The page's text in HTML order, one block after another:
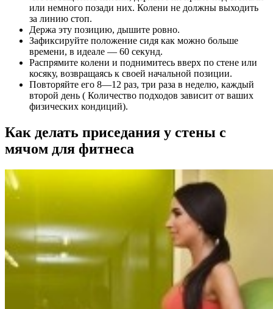
или немного позади них. Колени не должны выходить
за линию стоп.
Держа эту позицию, дышите ровно.
Зафиксируйте положение сидя как можно больше
времени, в идеале — 60 секунд.
Распрямите колени и поднимитесь вверх по стене или
косяку, возвращаясь к своей начальной позиции.
Повторяйте его 8—12 раз, три раза в неделю, каждый
второй день ( Количество подходов зависит от ваших
физических кондиций).
Как делать приседания у стены с
мячом для фитнеса